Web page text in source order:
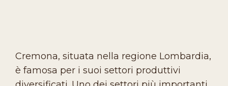
Cremona, situata nella regione Lombardia,
è famosa per i suoi settori produttivi